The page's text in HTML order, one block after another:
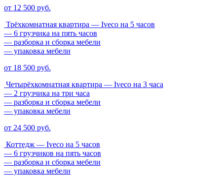
от 12 500 руб.
Трёхкомнатная квартира — Iveco на 5 часов
— 6 грузчика на пять часов
— разборка и сборка мебели
— упаковка мебели
от 18 500 руб.
Четырёхкомнатная квартира — Iveco на 3 часа
— 2 грузчика на три часа
— разборка и сборка мебели
— упаковка мебели
от 24 500 руб.
Коттедж — Iveco на 5 часов
— 6 грузчиков на пять часов
— разборка и сборка мебели
— упаковка мебели